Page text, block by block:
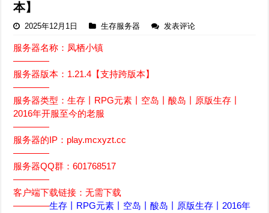
本】
2025年12月1日 生存服务器 发表评论
服务器名称：凤栖小镇
————
服务器版本：1.21.4【支持跨版本】
————
服务器类型：生存丨RPG元素丨空岛丨酸岛丨原版生存丨
2016年开服至今的老服
————
服务器的IP：play.mcxyzt.cc
————
服务器QQ群：601768517
————
客户端下载链接：无需下载
————生存丨RPG元素丨空岛丨酸岛丨原版生存丨2016年